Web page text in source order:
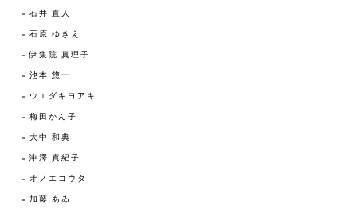
石井 直人
石原 ゆきえ
伊集院 真理子
池本 惣一
ウエダキヨアキ
梅田かん子
大中 和典
沖澤 真紀子
オノエコウタ
加藤 あゐ